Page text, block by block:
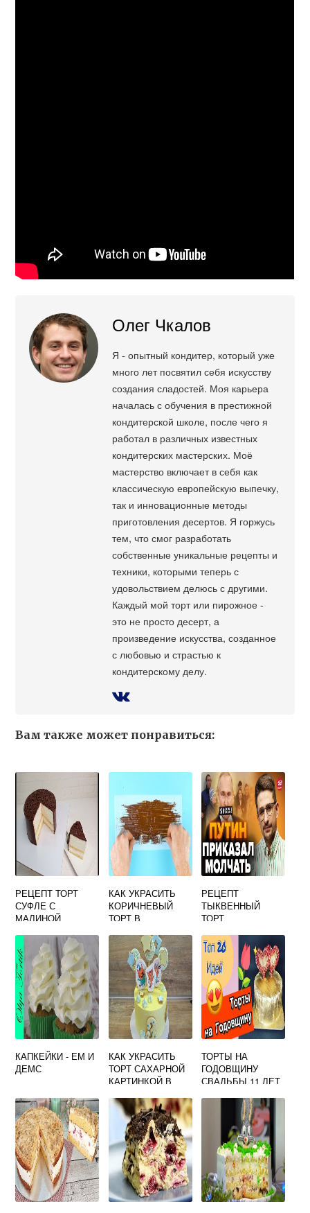
Олег Чкалов
Я - опытный кондитер, который уже
много лет посвятил себя искусству
создания сладостей. Моя карьера
началась с обучения в престижной
кондитерской школе, после чего я
работал в различных известных
кондитерских мастерских. Моё
мастерство включает в себя как
классическую европейскую выпечку,
так и инновационные методы
приготовления десертов. Я горжусь
тем, что смог разработать
собственные уникальные рецепты и
техники, которыми теперь с
удовольствием делюсь с другими.
Каждый мой торт или пирожное -
это не просто десерт, а
произведение искусства, созданное
с любовью и страстью к
кондитерскому делу.
Вам также может понравиться:
РЕЦЕПТ ТОРТ
СУФЛЕ С
МАЛИНОЙ
КАК УКРАСИТЬ
КОРИЧНЕВЫЙ
ТОРТ В
УСЛОВИЯХ
РЕЦЕПТ
ТЫКВЕННЫЙ
ТОРТ
КАПКЕЙКИ - ЕМ И
ДЕМС
КАК УКРАСИТЬ
ТОРТ САХАРНОЙ
КАРТИНКОЙ В
УСЛОВИЯХ
ВИДЕО
ТОРТЫ НА
ГОДОВЩИНУ
СВАДЬБЫ 11 ЛЕТ